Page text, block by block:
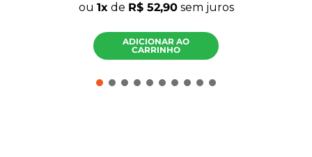
ou 1 de R$ 52,90sem juros
ADICIONAR AO
CARRINHO